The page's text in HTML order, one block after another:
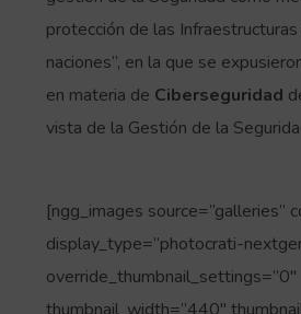
protección de las
naciones”, en la que se
en materia de Ciberseguridad
vista de la Gestión de la
[ngg_images source=”galleries”
display_type=”photocrati-
override_thumbnail_settings=”0″